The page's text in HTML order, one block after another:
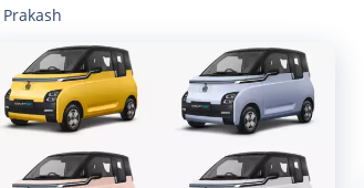
Prakash